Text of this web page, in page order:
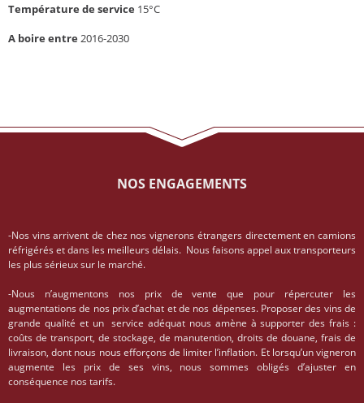
Température de service 15°C
A boire entre 2016-2030
NOS ENGAGEMENTS
-Nos vins arrivent de chez nos vignerons étrangers directement en camions
réfrigérés et dans les meilleurs délais. Nous faisons appel aux transporteurs
les plus sérieux sur le marché.
-Nous n’augmentons nos prix de vente que pour répercuter les
augmentations de nos prix d’achat et de nos dépenses. Proposer des vins de
grande qualité et un service adéquat nous amène à supporter des frais :
coûts de transport, de stockage, de manutention, droits de douane, frais de
livraison, dont nous nous efforçons de limiter l’inflation. Et lorsqu’un vigneron
augmente les prix de ses vins, nous sommes obligés d’ajuster en
conséquence nos tarifs.